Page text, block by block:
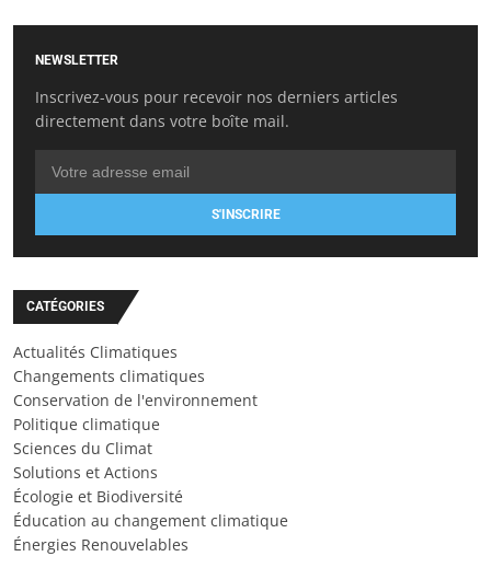
NEWSLETTER
Inscrivez-vous pour recevoir nos derniers articles
directement dans votre boîte mail.
S'INSCRIRE
CATÉGORIES
Actualités Climatiques
Changements climatiques
Conservation de l'environnement
Politique climatique
Sciences du Climat
Solutions et Actions
Écologie et Biodiversité
Éducation au changement climatique
Énergies Renouvelables